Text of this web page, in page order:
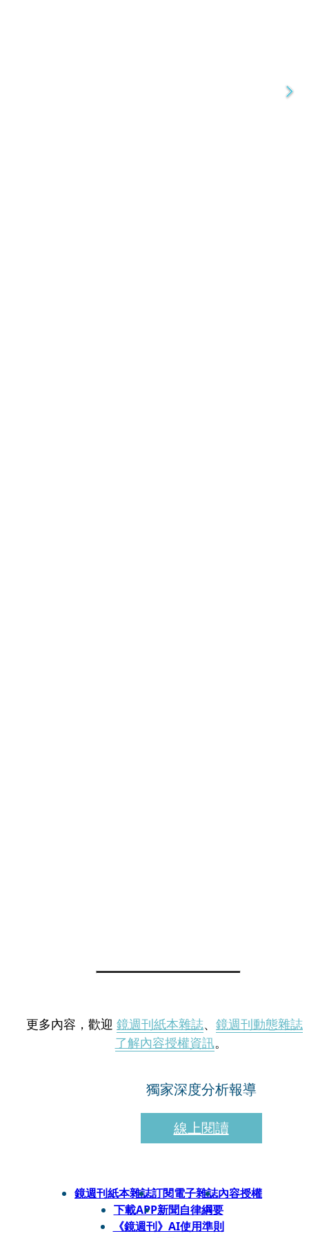
更多內容，歡迎 鏡週刊紙本雜誌、 鏡週刊動態雜誌
了解內容授權資訊。
獨家深度分析報導
線上閱讀
鏡週刊紙本雜誌訂閱電子雜誌內容授權
下載APP新聞自律綱要
《鏡週刊》AI使用準則